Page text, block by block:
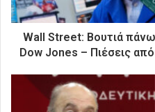
κ
τ
Wall Street: Βουτιά
Dow Jones – Πιέσεις από